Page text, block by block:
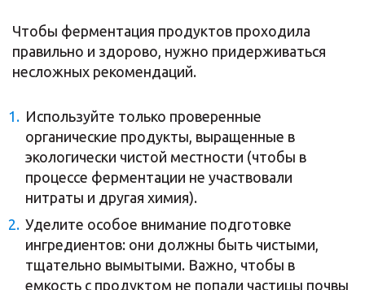
Чтобы ферментация продуктов проходила
правильно и здорово, нужно придерживаться
несложных рекомендаций.
Используйте только проверенные
органические продукты, выращенные в
экологически чистой местности (чтобы в
процессе ферментации не участвовали
нитраты и другая химия).
Уделите особое внимание подготовке
ингредиентов: они должны быть чистыми,
тщательно вымытыми. Важно, чтобы в
емкость с продуктом не попали частицы почвы